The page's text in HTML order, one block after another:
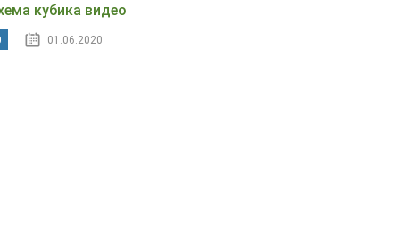
кубика видео
01.06.2020